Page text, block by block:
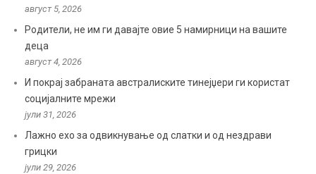
август 5, 2026
Родители, не им ги давајте овие 5 намирници на вашите
деца
август 4, 2026
И покрај забраната австралиските тинејџери ги користат
социјалните мрежи
јули 31, 2026
Лажно ехо за одвикнување од слатки и од нездрави
грицки
јули 29, 2026